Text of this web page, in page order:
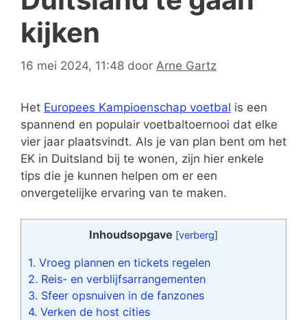
kijken
16 mei 2024, 11:48 door Arne Gartz
Het Europees Kampioenschap voetbal is een
spannend en populair voetbaltoernooi dat elke
vier jaar plaatsvindt. Als je van plan bent om het
EK in Duitsland bij te wonen, zijn hier enkele
tips die je kunnen helpen om er een
onvergetelijke ervaring van te maken.
Inhoudsopgave [verberg]
1. Vroeg plannen en tickets regelen
2. Reis- en verblijfsarrangementen
3. Sfeer opsnuiven in de fanzones
4. Verken de host cities